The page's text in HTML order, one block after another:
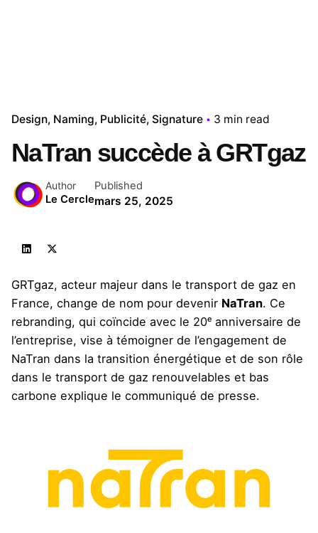
Design Naming Publicité Signature 3 min read
NaTran succède à GRTgaz
Author
Le Cercle
Published
mars 25, 2025
GRTgaz, acteur majeur dans le transport de gaz en
France, change de nom pour devenir NaTran. Ce
rebranding, qui coïncide avec le 20ᵉ anniversaire de
l’entreprise, vise à témoigner de l’engagement de
NaTran dans la transition énergétique et de son rôle
dans le transport de gaz renouvelables et bas
carbone explique le communiqué de presse.